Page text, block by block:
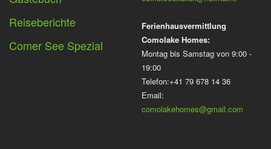
Reiseberichte
Comer See Spezial
Ferienhausvermittlung
Comolake Homes:
Montag bis Samstag von 9:00 -
19:00
Telefon:+41 79 678 14 36
Email:
comolakehomes@gmail.com